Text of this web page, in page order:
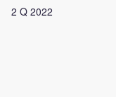
2 Q 2022